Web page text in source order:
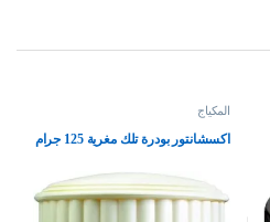
المكياج
اكسشانتور بودرة تلك مغرية 125 جرام